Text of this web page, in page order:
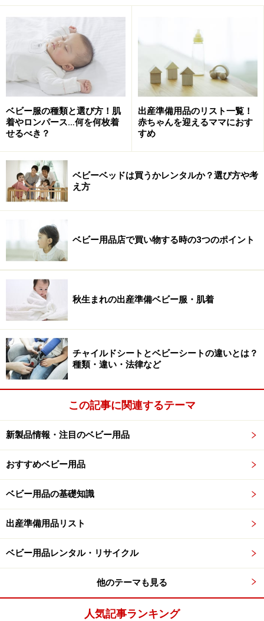
ベビー服の種類と選び方！肌
着やロンパース…何を何枚着
せるべき？
出産準備用品のリスト一覧！
赤ちゃんを迎えるママにおす
すめ
ベビーベッドは買うかレンタルか？選び方や考
え方
ベビー用品店で買い物する時の3つのポイント
秋生まれの出産準備ベビー服・肌着
チャイルドシートとベビーシートの違いとは？
種類・違い・法律など
この記事に関連するテーマ
新製品情報・注目のベビー用品
おすすめベビー用品
ベビー用品の基礎知識
出産準備用品リスト
ベビー用品レンタル・リサイクル
他のテーマも見る
人気記事ランキング